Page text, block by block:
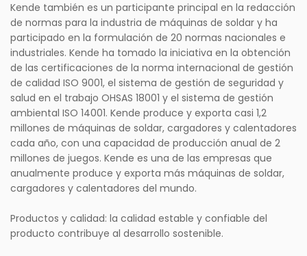
Kende también es un participante principal en la redacción
de normas para la industria de máquinas de soldar y ha
participado en la formulación de 20 normas nacionales e
industriales. Kende ha tomado la iniciativa en la obtención
de las certificaciones de la norma internacional de gestión
de calidad ISO 9001, el sistema de gestión de seguridad y
salud en el trabajo OHSAS 18001 y el sistema de gestión
ambiental ISO 14001. Kende produce y exporta casi 1,2
millones de máquinas de soldar, cargadores y calentadores
cada año, con una capacidad de producción anual de 2
millones de juegos. Kende es una de las empresas que
anualmente produce y exporta más máquinas de soldar,
cargadores y calentadores del mundo.
Productos y calidad: la calidad estable y confiable del
producto contribuye al desarrollo sostenible.